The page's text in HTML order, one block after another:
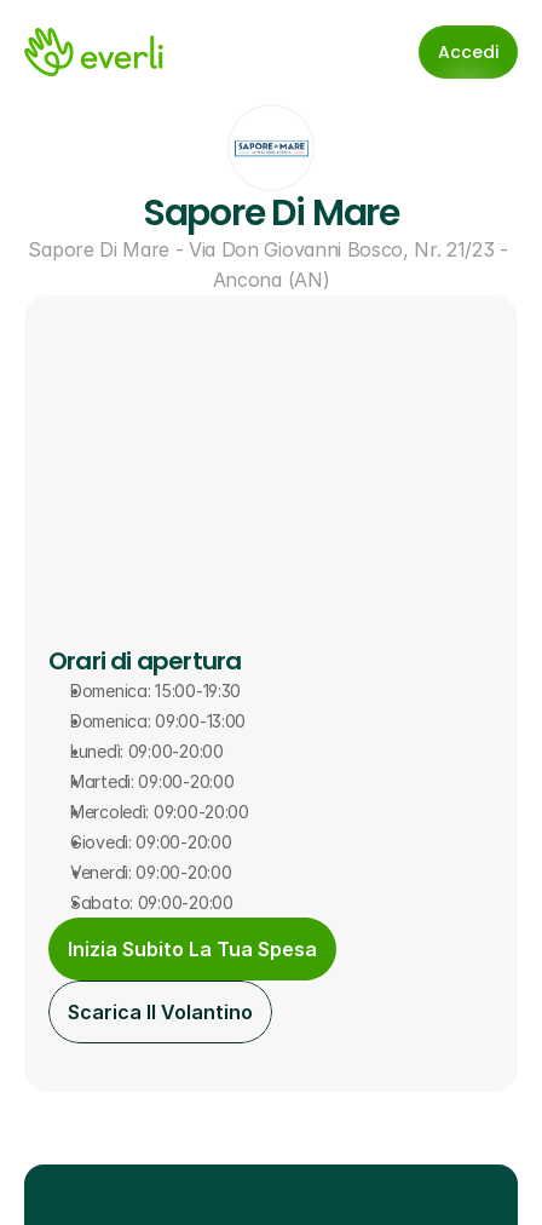
Accedi
Sapore Di Mare
Sapore Di Mare - Via Don Giovanni Bosco, Nr. 21/23 -
Ancona (AN)
Orari di apertura
Domenica: 15:00-19:30
Domenica: 09:00-13:00
Lunedì: 09:00-20:00
Martedì: 09:00-20:00
Mercoledì: 09:00-20:00
Giovedì: 09:00-20:00
Venerdì: 09:00-20:00
Sabato: 09:00-20:00
Inizia Subito La Tua Spesa
Scarica Il Volantino